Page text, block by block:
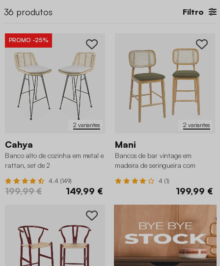
36 produtos Filtro
2 variantes
PROMO -25%
Cahya
Banco alto de cozinha em metal e
rattan, set de 2
4.4 (149)
199,99 € 149,99 €
2 variantes
Mani
Bancos de bar vintage em
madeira de seringueira com
4 (1)
199,99 €